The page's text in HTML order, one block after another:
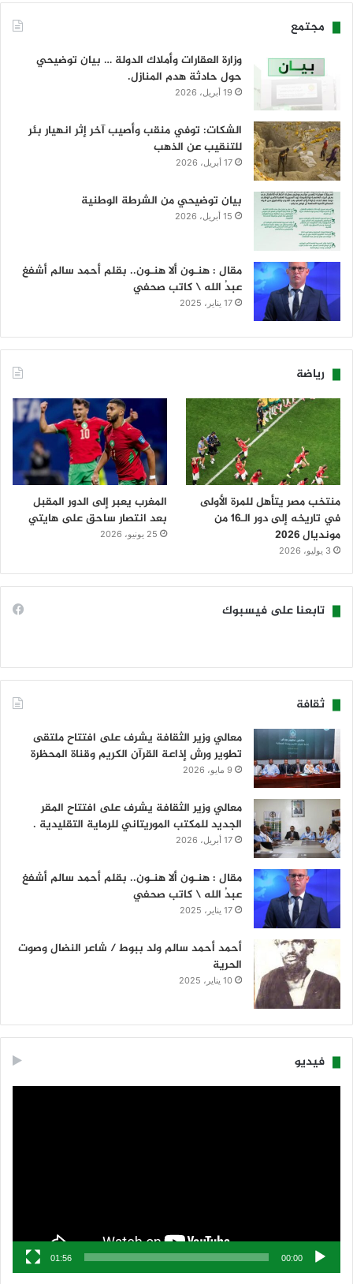
مجتمع
وزارة العقارات وأملاك الدولة … بيان توضيحي
حول حادثة هدم المنازل.
19 أبريل، 2026
الشكات: توفي منقب وأصيب آخر إثر انهيار بئر
للتنقيب عن الذهب
17 أبريل، 2026
بيان توضيحي من الشرطة الوطنية
15 أبريل، 2026
مقال : هنـون ألا هنـون.. بقلم أحمد سالم أشفغ
عبدُ الله \ كاتب صحفي
17 يناير، 2025
رياضة
منتخب مصر يتأهل للمرة الأولى
في تاريخه إلى دور الـ16 من
مونديال 2026
3 يوليو، 2026
المغرب يعبر إلى الدور المقبل
بعد انتصار ساحق على هايتي
25 يونيو، 2026
تابعنا على فيسبوك
ثقافة
معالي وزير الثقافة يشرف على افتتاح ملتقى
تطوير ورش إذاعة القرآن الكريم وقناة المحظرة
9 مايو، 2026
معالي وزير الثقافة يشرف على افتتاح المقر
الجديد للمكتب الموريتاني للرماية التقليدية .
17 أبريل، 2026
مقال : هنـون ألا هنـون.. بقلم أحمد سالم أشفغ
عبدُ الله \ كاتب صحفي
17 يناير، 2025
أحمد أحمد سالم ولد ببوط / شاعر النضال وصوت
الحرية
10 يناير، 2025
فيديو
00:00
01:56